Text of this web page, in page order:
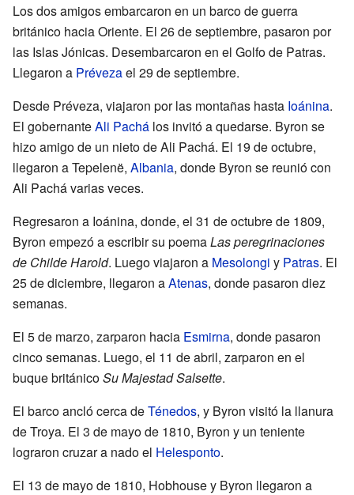
Los dos amigos embarcaron en un barco de guerra
británico hacia Oriente. El 26 de septiembre, pasaron por
las Islas Jónicas. Desembarcaron en el Golfo de Patras.
Llegaron a Prévezael 29 de septiembre.
Desde Préveza, viajaron por las montañas hasta Ioánina.
El gobernanteAli Pachá los invitó a quedarse. Byron se
hizo amigo de un nieto de Ali Pachá. El 19 de octubre,
llegaron a Tepelenë, Albania, donde Byron se reunió con
Ali Pachá varias veces.
Regresaron a Ioánina, donde, el 31 de octubre de 1809,
Byron empezó a escribir su poemaLas peregrinaciones
de Childe Harold. Luego viajaron a Mesolongi y Patras. El
25 de diciembre, llegaron aAtenas, donde pasaron diez
semanas.
El 5 de marzo, zarparon hacia Esmirna, donde pasaron
cinco semanas. Luego, el 11 de abril, zarparon en el
buque británicoSu Majestad Salsette.
El barco ancló cerca deTénedos, y Byron visitó la llanura
de Troya. El 3 de mayo de 1810, Byron y un teniente
lograron cruzar a nado el Helesponto.
El 13 de mayo de 1810, Hobhouse y Byron llegaron a